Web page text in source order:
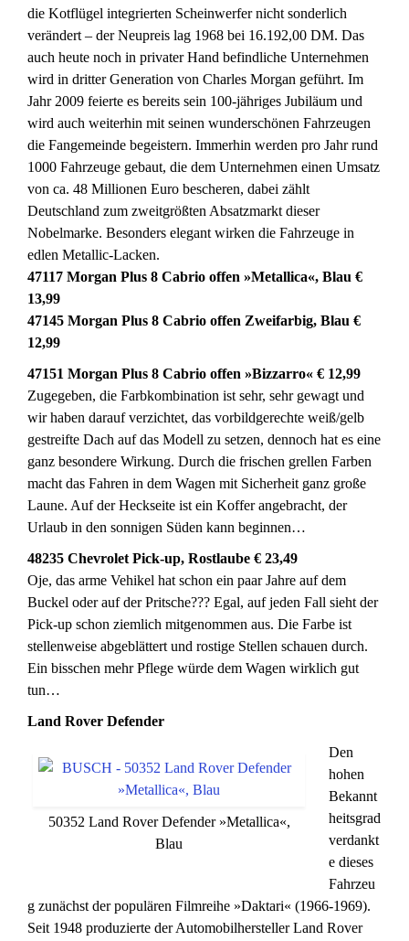
die Kotflügel integrierten Scheinwerfer nicht sonderlich
verändert – der Neupreis lag 1968 bei 16.192,00 DM. Das
auch heute noch in privater Hand befindliche Unternehmen
wird in dritter Generation von Charles Morgan geführt. Im
Jahr 2009 feierte es bereits sein 100-jähriges Jubiläum und
wird auch weiterhin mit seinen wunderschönen Fahrzeugen
die Fangemeinde begeistern. Immerhin werden pro Jahr rund
1000 Fahrzeuge gebaut, die dem Unternehmen einen Umsatz
von ca. 48 Millionen Euro bescheren, dabei zählt
Deutschland zum zweitgrößten Absatzmarkt dieser
Nobelmarke. Besonders elegant wirken die Fahrzeuge in
edlen Metallic-Lacken.
47117 Morgan Plus 8 Cabrio offen »Metallica«, Blau €
13,99
47145 Morgan Plus 8 Cabrio offen Zweifarbig, Blau €
12,99
47151 Morgan Plus 8 Cabrio offen »Bizzarro« € 12,99
Zugegeben, die Farbkombination ist sehr, sehr gewagt und
wir haben darauf verzichtet, das vorbildgerechte weiß/gelb
gestreifte Dach auf das Modell zu setzen, dennoch hat es eine
ganz besondere Wirkung. Durch die frischen grellen Farben
macht das Fahren in dem Wagen mit Sicherheit ganz große
Laune. Auf der Heckseite ist ein Koffer angebracht, der
Urlaub in den sonnigen Süden kann beginnen…
48235 Chevrolet Pick-up, Rostlaube € 23,49
Oje, das arme Vehikel hat schon ein paar Jahre auf dem
Buckel oder auf der Pritsche??? Egal, auf jeden Fall sieht der
Pick-up schon ziemlich mitgenommen aus. Die Farbe ist
stellenweise abgeblättert und rostige Stellen schauen durch.
Ein bisschen mehr Pflege würde dem Wagen wirklich gut
tun…
Land Rover Defender
50352 Land Rover Defender »Metallica«,
Blau
Den
hohen
Bekannt
heitsgrad
verdankt
e dieses
Fahrzeu
g zunächst der populären Filmreihe »Daktari« (1966-1969).
Seit 1948 produzierte der Automobilhersteller Land Rover